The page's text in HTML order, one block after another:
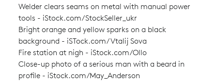
Welder clears seams on metal with manual power
tools - iStock.com/StockSeller_ukr
Bright orange and yellow sparks on a black
background - iSTock.com/Vtalij Sova
Fire station at nigh - iStock.com/Ollo
Close-up photo of a serious man with a beard in
profile - iStock.com/May_Anderson